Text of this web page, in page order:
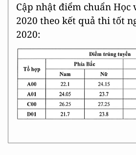
Cập nhật điểm chuẩn Học
2020 theo kết quả thi tốt
2020: